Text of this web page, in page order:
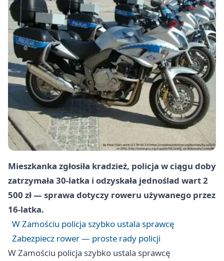
Mieszkanka zgłosiła kradzież, policja w ciągu doby
zatrzymała 30-latka i odzyskała jednoślad wart 2
500 zł — sprawa dotyczy roweru używanego przez
16-latka.
W Zamościu policja szybko ustala sprawcę
Zabezpiecz rower — proste rady policji
W Zamościu policja szybko ustala sprawcę